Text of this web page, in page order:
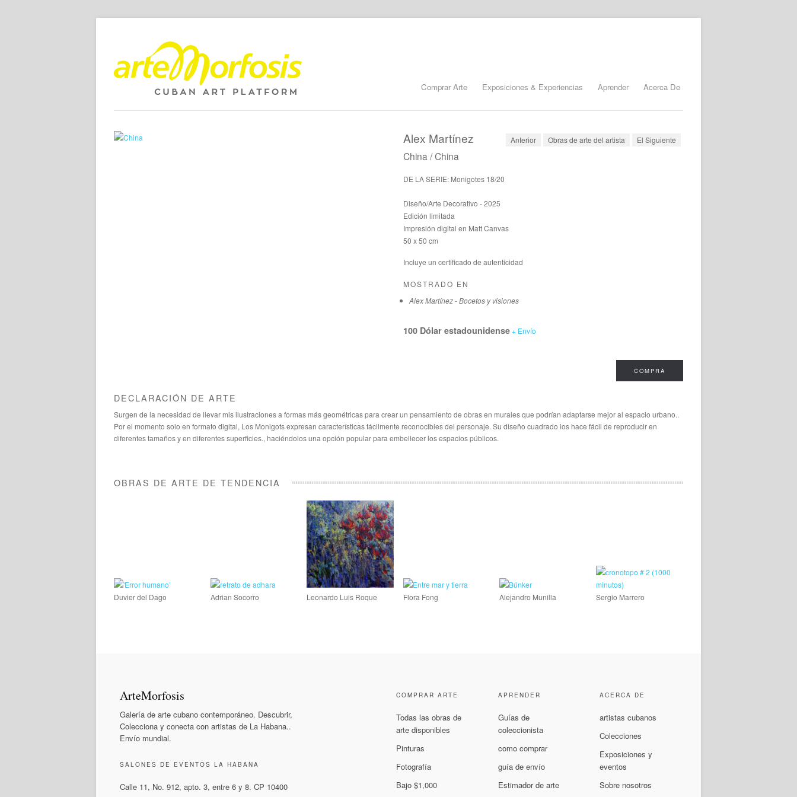
Comprar Arte Exposiciones & Experiencias Aprender Acerca De
Anterior Obras de arte del artista El Siguiente
Alex Martínez
China / China
DE LA SERIE: Monigotes 18/20
Diseño/Arte Decorativo - 2025
Edición limitada
Impresión digital en Matt Canvas
50 x 50 cm
Incluye un certificado de autenticidad
MOSTRADO EN
Alex Martínez - Bocetos y visiones
100 Dólar estadounidense+ Envío
COMPRA
DECLARACIÓN DE ARTE
Surgen de la necesidad de llevar mis ilustraciones a formas más geométricas para crear un pensamiento de obras en murales que podrían adaptarse mejor al espacio urbano..
Por el momento solo en formato digital, Los Monigots expresan características fácilmente reconocibles del personaje. Su diseño cuadrado los hace fácil de reproducir en
diferentes tamaños y en diferentes superficies., haciéndolos una opción popular para embellecer los espacios públicos.
OBRAS DE ARTE DE TENDENCIA
Duvier del Dago Adrian Socorro Leonardo Luis Roque Flora Fong Alejandro Munilla Sergio Marrero
ArteMorfosis
Galería de arte cubano contemporáneo. Descubrir,
Colecciona y conecta con artistas de La Habana..
Envío mundial.
SALONES DE EVENTOS LA HABANA
Calle 11, No. 912, apto. 3, entre 6 y 8. CP 10400
COMPRAR ARTE
Todas las obras de
arte disponibles
Pinturas
Fotografía
Bajo $1,000
APRENDER
Guías de
coleccionista
como comprar
guía de envío
Estimador de arte
ACERCA DE
artistas cubanos
Colecciones
Exposiciones y
eventos
Sobre nosotros